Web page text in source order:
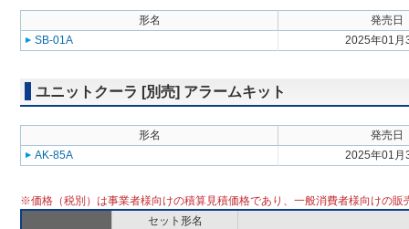
形名
発売日
SB-01A
2025年01月
ユニットクーラ [別売] アラームキット
形名
発売日
AK-85A
2025年01月
※価格（税別）は事業者様向けの積算見積価格であり、一般消費者様向けの販
セット形名